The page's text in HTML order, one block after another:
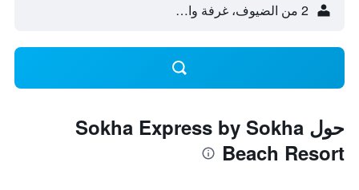
2 من الضيوف، غرفة واحدة
حول Sokha Express by Sokha
Beach Resort